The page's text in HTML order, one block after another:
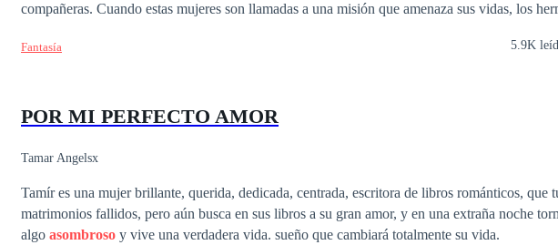
compañeras. Cuando estas mujeres son llamadas a una misión que amenaza sus vidas, los
En una batalla épica entre el deber y el deseo, Alec, Gabe y Alexander lucharán no solo por
Fantasía 5.9K
POR MI PERFECTO AMOR
Tamar Angelsx
Tamír es una mujer brillante, querida, dedicada, centrada, escritora de libros románticos, que
matrimonios fallidos, pero aún busca en sus libros a su gran amor, y en una extraña noche
algo asombroso y vive una verdadera vida. sueño que cambiará totalmente su vida.